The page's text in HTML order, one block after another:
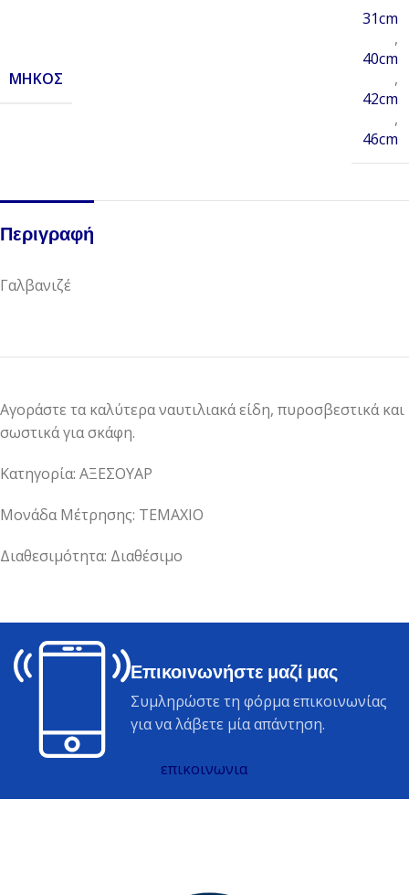
ΜΉΚΟΣ
31cm
,
40cm
,
42cm
,
46cm
Περιγραφή
Γαλβανιζέ
Αγοράστε τα καλύτερα ναυτιλιακά είδη, πυροσβεστικά και
σωστικά για σκάφη.
Κατηγορία: ΑΞΕΣΟΥΑΡ
Μονάδα Μέτρησης: ΤΕΜΑΧΙΟ
Διαθεσιμότητα: Διαθέσιμο
Επικοινωνήστε μαζί μας
Συμληρώστε τη φόρμα επικοινωνίας
για να λάβετε μία απάντηση.
επικοινωνια